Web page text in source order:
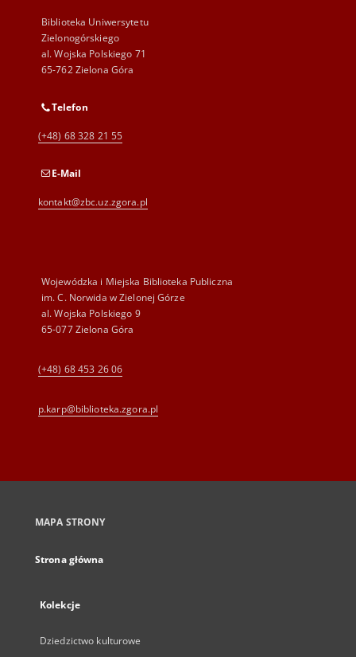
Biblioteka Uniwersytetu
Zielonogórskiego
al. Wojska Polskiego 71
65-762 Zielona Góra
Telefon
(+48) 68 328 21 55
E-Mail
kontakt@zbc.uz.zgora.pl
Wojewódzka i Miejska Biblioteka Publiczna
im. C. Norwida w Zielonej Górze
al. Wojska Polskiego 9
65-077 Zielona Góra
(+48) 68 453 26 06
p.karp@biblioteka.zgora.pl
MAPA STRONY
Strona główna
Kolekcje
Dziedzictwo kulturowe